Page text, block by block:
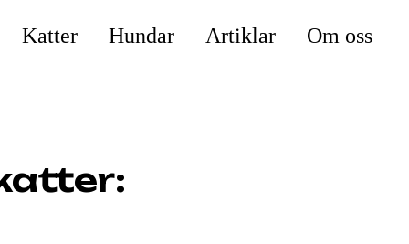
Katter Hundar Artiklar Om oss